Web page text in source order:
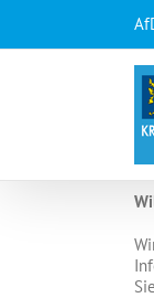
springen